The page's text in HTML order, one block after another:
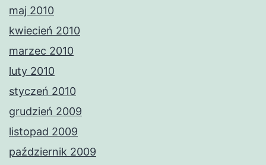
maj 2010
kwiecień 2010
marzec 2010
luty 2010
styczeń 2010
grudzień 2009
listopad 2009
październik 2009